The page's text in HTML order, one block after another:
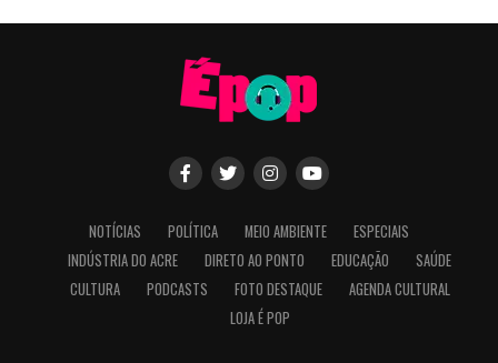
NOTÍCIAS POLÍTICA MEIO AMBIENTE
ESPECIAIS
INDÚSTRIA DO ACRE
DIRETO AO PONTO EDUCAÇÃO
SAÚDE
CULTURA
PODCASTS FOTO DESTAQUE
AGENDA CULTURAL
LOJA É POP